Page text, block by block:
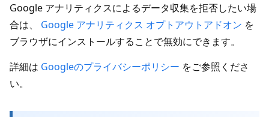
Google アナリティクスによるデータ収集を拒否したい場
合は、 Google アナリティクス オプトアウトアドオン を
ブラウザにインストールすることで無効にできます。
詳細は Googleのプライバシーポリシー をご参照くださ
い。